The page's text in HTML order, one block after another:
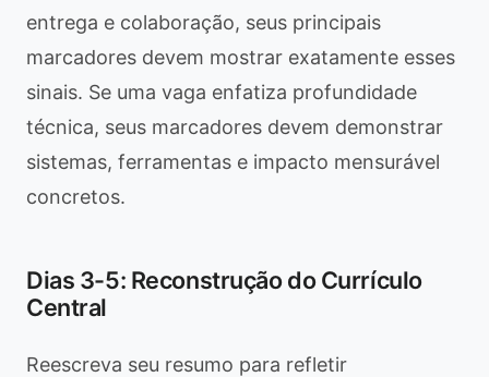
entrega e colaboração, seus principais
marcadores devem mostrar exatamente esses
sinais. Se uma vaga enfatiza profundidade
técnica, seus marcadores devem demonstrar
sistemas, ferramentas e impacto mensurável
concretos.
Dias 3-5: Reconstrução do Currículo
Central
Reescreva seu resumo para refletir